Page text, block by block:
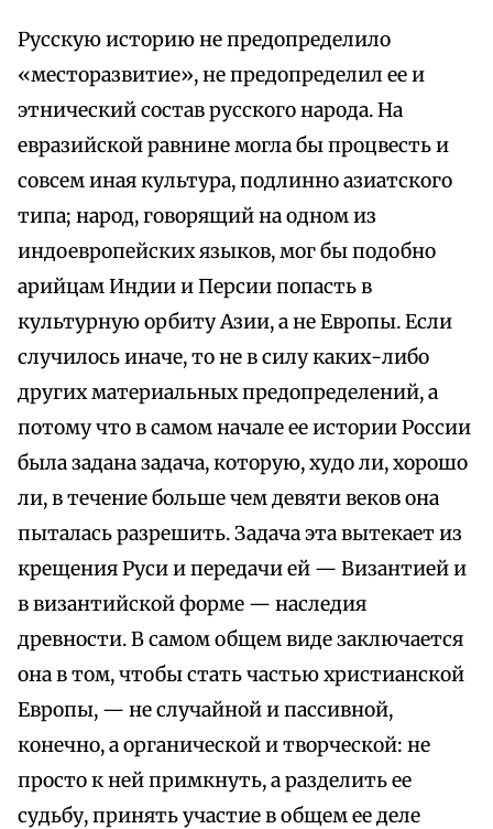
Русскую историю не предопределило
«месторазвитие», не предопределил ее и
этнический состав русского народа. На
евразийской равнине могла бы процвесть и
совсем иная культура, подлинно азиатского
типа; народ, говорящий на одном из
индоевропейских языков, мог бы подобно
арийцам Индии и Персии попасть в
культурную орбиту Азии, а не Европы. Если
случилось иначе, то не в силу каких-либо
других материальных предопределений, а
потому что в самом начале ее истории России
была задана задача, которую, худо ли, хорошо
ли, в течение больше чем девяти веков она
пыталась разрешить. Задача эта вытекает из
крещения Руси и передачи ей — Византией и
в византийской форме — наследия
древности. В самом общем виде заключается
она в том, чтобы стать частью христианской
Европы, — не случайной и пассивной,
конечно, а органической и творческой: не
просто к ней примкнуть, а разделить ее
судьбу, принять участие в общем ее деле